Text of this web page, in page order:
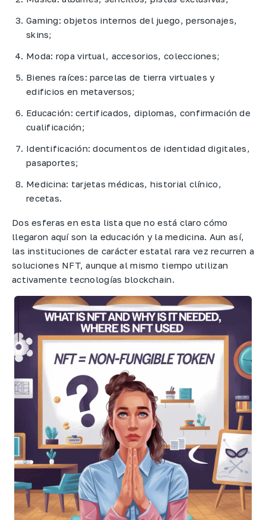
Gaming: objetos internos del juego, personajes,
skins;
Moda: ropa virtual, accesorios, colecciones;
Bienes raíces: parcelas de tierra virtuales y
edificios en metaversos;
Educación: certificados, diplomas, confirmación de
cualificación;
Identificación: documentos de identidad digitales,
pasaportes;
Medicina: tarjetas médicas, historial clínico,
recetas.
Dos esferas en esta lista que no está claro cómo
llegaron aquí son la educación y la medicina. Aun así,
las instituciones de carácter estatal rara vez recurren a
soluciones NFT, aunque al mismo tiempo utilizan
activamente tecnologías blockchain.